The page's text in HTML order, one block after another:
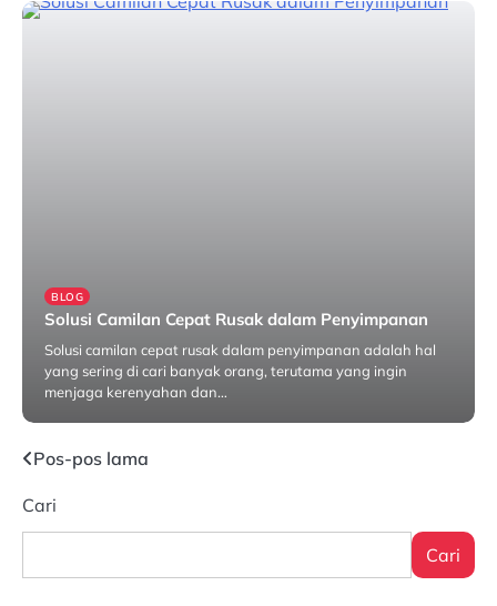
BLOG
Solusi Camilan Cepat Rusak dalam Penyimpanan
Solusi camilan cepat rusak dalam penyimpanan adalah hal
yang sering di cari banyak orang, terutama yang ingin
menjaga kerenyahan dan…
Maret 13, 2025
Navigasi
pos
Pos-pos lama
Cari
Cari